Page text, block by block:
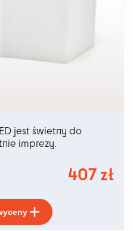
jest świetny do
imprezy.
407zł